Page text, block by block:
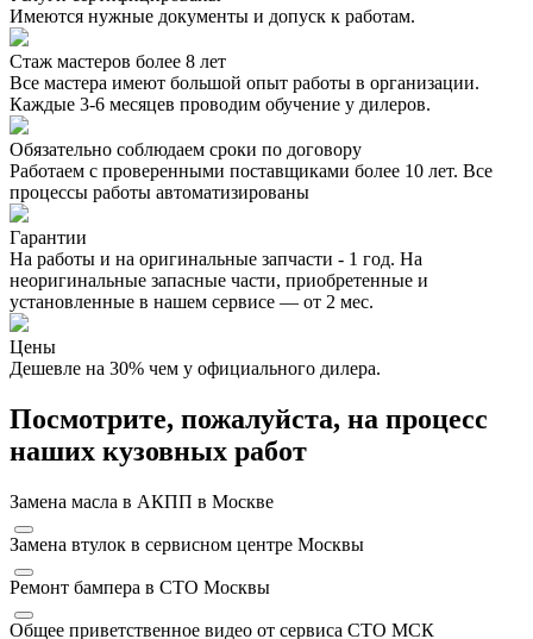
Имеются нужные документы и допуск к работам.
Стаж мастеров более 8 лет
Все мастера имеют большой опыт работы в организации.
Каждые 3-6 месяцев проводим обучение у дилеров.
Обязательно соблюдаем сроки по договору
Работаем с проверенными поставщиками более 10 лет. Все
процессы работы автоматизированы
Гарантии
На работы и на оригинальные запчасти - 1 год. На
неоригинальные запасные части, приобретенные и
установленные в нашем сервисе — от 2 мес.
Цены
Дешевле на 30% чем у официального дилера.
Посмотрите, пожалуйста, на процесс
наших кузовных работ
Замена масла в АКПП в Москве
Замена втулок в сервисном центре Москвы
Ремонт бампера в СТО Москвы
Общее приветственное видео от сервиса СТО МСК